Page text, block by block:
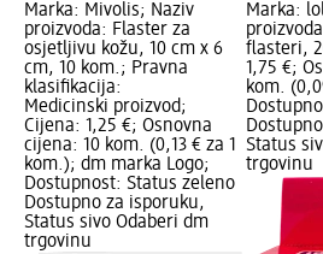
Marka: Mivolis; Naziv
proizvoda: Flaster za
osjetljivu kožu, 10 cm x 6
cm, 10 kom.; Pravna
klasifikacija:
Medicinski proizvod;
Cijena: 1,25 €; Osnovna
cijena: 10 kom. (0,13 € za 1
kom.); dm marka Logo;
Dostupnost: Status zeleno
Dostupno za isporuku,
Status sivo Odaberi dm
trgovinu
Marka:
flasteri,
1,75 €;
kom.
Status
trgovinu